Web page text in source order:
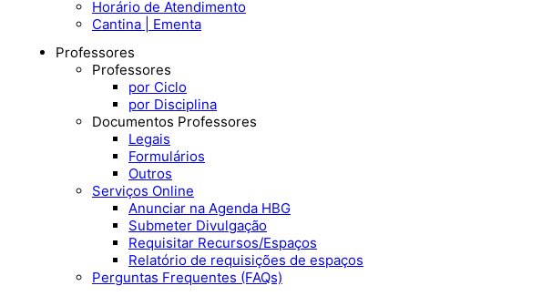
Horário de Atendimento
Cantina | Ementa
Professores
Professores
por Ciclo
por Disciplina
Documentos Professores
Legais
Formulários
Outros
Serviços Online
Anunciar na Agenda HBG
Submeter Divulgação
Requisitar Recursos/Espaços
Relatório de requisições de espaços
Perguntas Frequentes (FAQs)